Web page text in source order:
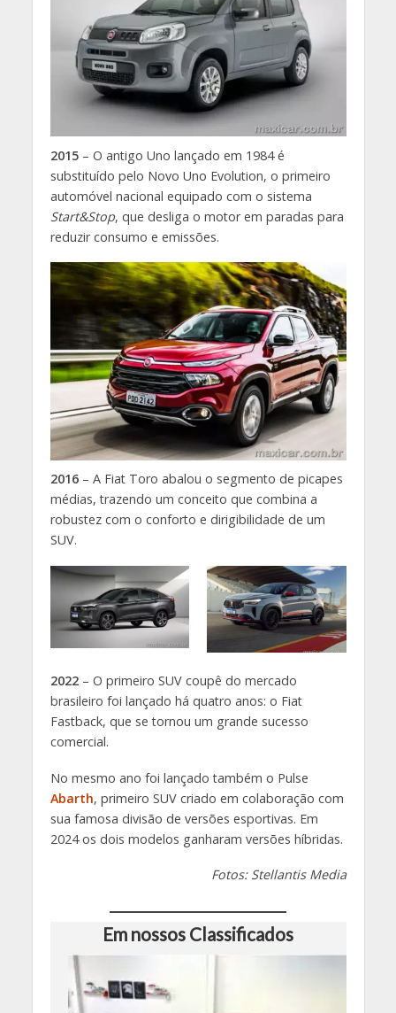
2015– O antigo Uno lançado em 1984 é
substituído pelo Novo Uno Evolution, o primeiro
automóvel nacional equipado com o sistema
Start&Stop, que desliga o motor em paradas para
reduzir consumo e emissões.
2016– A Fiat Toro abalou o segmento de picapes
médias, trazendo um conceito que combina a
robustez com o conforto e dirigibilidade de um
SUV.
2022– O primeiro SUV coupê do mercado
brasileiro foi lançado há quatro anos: o Fiat
Fastback, que se tornou um grande sucesso
comercial.
No mesmo ano foi lançado também o Pulse
Abarth, primeiro SUV criado em colaboração com
sua famosa divisão de versões esportivas. Em
2024 os dois modelos ganharam versões híbridas.
Fotos: Stellantis Media
Em nossos Classificados